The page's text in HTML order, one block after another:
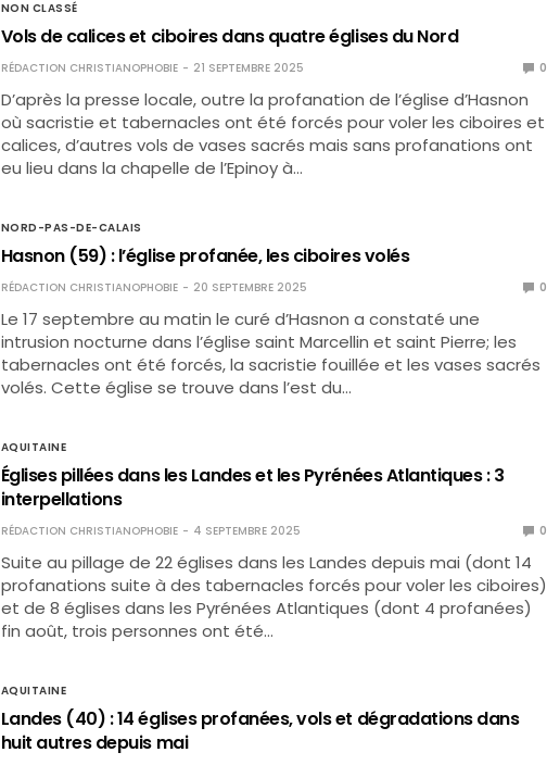
NON CLASSÉ
Vols de calices et ciboires dans quatre églises du Nord
RÉDACTION CHRISTIANOPHOBIE 21 SEPTEMBRE 2025 0
D’après la presse locale, outre la profanation de l’église d’Hasnon
où sacristie et tabernacles ont été forcés pour voler les ciboires et
calices, d’autres vols de vases sacrés mais sans profanations ont
eu lieu dans la chapelle de l’Epinoy à…
NORD-PAS-DE-CALAIS
Hasnon (59) : l’église profanée, les ciboires volés
RÉDACTION CHRISTIANOPHOBIE 20 SEPTEMBRE 2025 0
Le 17 septembre au matin le curé d’Hasnon a constaté une
intrusion nocturne dans l’église saint Marcellin et saint Pierre; les
tabernacles ont été forcés, la sacristie fouillée et les vases sacrés
volés. Cette église se trouve dans l’est du…
AQUITAINE
Églises pillées dans les Landes et les Pyrénées Atlantiques : 3
interpellations
RÉDACTION CHRISTIANOPHOBIE 4 SEPTEMBRE 2025 0
Suite au pillage de 22 églises dans les Landes depuis mai (dont 14
profanations suite à des tabernacles forcés pour voler les ciboires)
et de 8 églises dans les Pyrénées Atlantiques (dont 4 profanées)
fin août, trois personnes ont été…
AQUITAINE
Landes (40) : 14 églises profanées, vols et dégradations dans
huit autres depuis mai